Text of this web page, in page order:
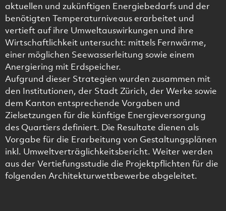
aktuellen und zukünftigen Energiebedarfs und der
benötigten Temperaturniveaus erarbeitet und
vertieft auf ihre Umweltauswirkungen und ihre
Wirtschaftlichkeit untersucht: mittels Fernwärme,
einer möglichen Seewasserleitung sowie einem
Anergiering mit Erdspeicher.
Aufgrund dieser Strategien wurden zusammen mit
den Institutionen, der Stadt Zürich, der Werke sowie
dem Kanton entsprechende Vorgaben und
Zielsetzungen für die künftige Energieversorgung
des Quartiers definiert. Die Resultate dienen als
Vorgabe für die Erarbeitung von Gestaltungsplänen
inkl. Umweltverträglichkeitsbericht. Weiter werden
aus der Vertiefungsstudie die Projektpflichten für die
folgenden Architekturwettbewerbe abgeleitet.